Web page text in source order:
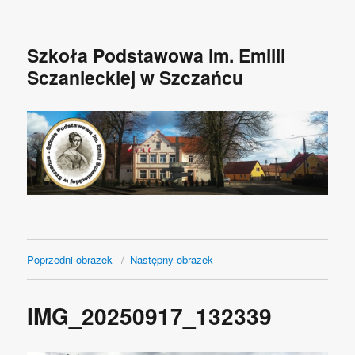
Szkoła Podstawowa im. Emilii
Sczanieckiej w Szczańcu
Poprzedni obrazek Następny obrazek
IMG_20250917_132339